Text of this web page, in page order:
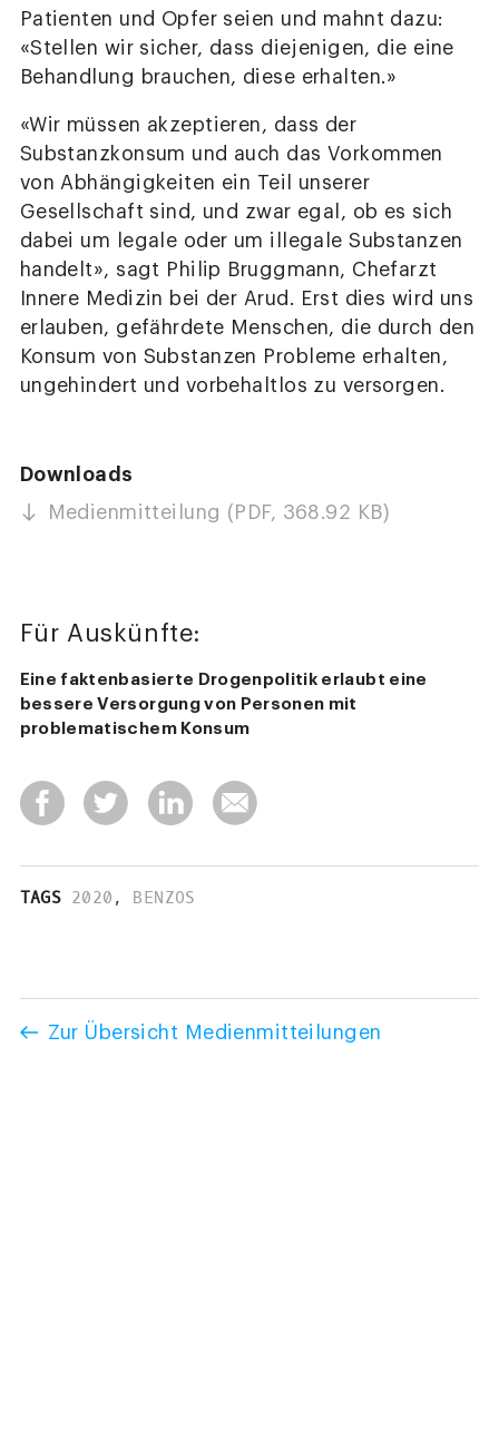
Patienten und Opfer seien und mahnt dazu:
«Stellen wir sicher, dass diejenigen, die eine
Behandlung brauchen, diese erhalten.»
«Wir müssen akzeptieren, dass der
Substanzkonsum und auch das Vorkommen
von Abhängigkeiten ein Teil unserer
Gesellschaft sind, und zwar egal, ob es sich
dabei um legale oder um illegale Substanzen
handelt», sagt Philip Bruggmann, Chefarzt
Innere Medizin bei der Arud. Erst dies wird uns
erlauben, gefährdete Menschen, die durch den
Konsum von Substanzen Probleme erhalten,
ungehindert und vorbehaltlos zu versorgen.
Downloads
Medienmitteilung (PDF, 368.92 KB)
Für Auskünfte:
Eine faktenbasierte Drogenpolitik erlaubt eine
bessere Versorgung von Personen mit
problematischem Konsum
TAGS 2020 , BENZOS
Zur Übersicht Medienmitteilungen